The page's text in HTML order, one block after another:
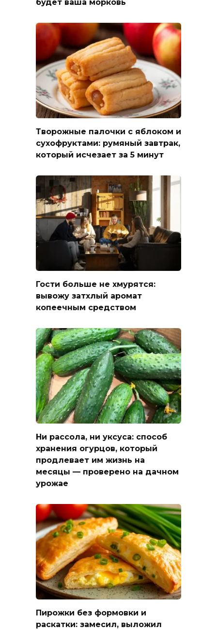
будет ваша морковь
Творожные палочки с яблоком и
сухофруктами: румяный завтрак,
который исчезает за 5 минут
Гости больше не хмурятся:
вывожу затхлый аромат
копеечным средством
Ни рассола, ни уксуса: способ
хранения огурцов, который
продлевает им жизнь на
месяцы — проверено на дачном
урожае
Пирожки без формовки и
раскатки: замесил, выложил